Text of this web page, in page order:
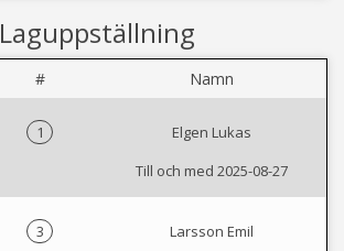
Laguppställning
# Namn
1
Elgen Lukas
Till och med 2025-08-27
3
Larsson Emil